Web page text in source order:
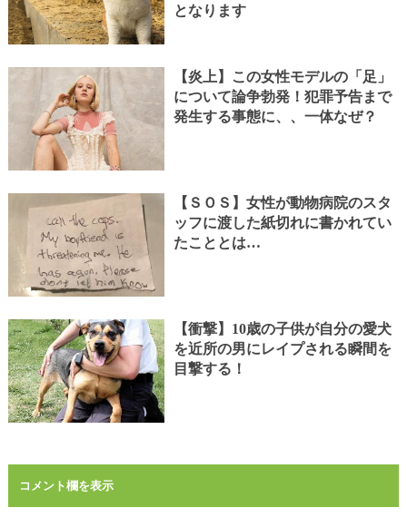
となります
【炎上】この女性モデルの「足」
について論争勃発！犯罪予告まで
発生する事態に、、一体なぜ？
【ＳＯＳ】女性が動物病院のスタ
ッフに渡した紙切れに書かれてい
たこととは…
【衝撃】10歳の子供が自分の愛犬
を近所の男にレイプされる瞬間を
目撃する！
コメント欄を表示